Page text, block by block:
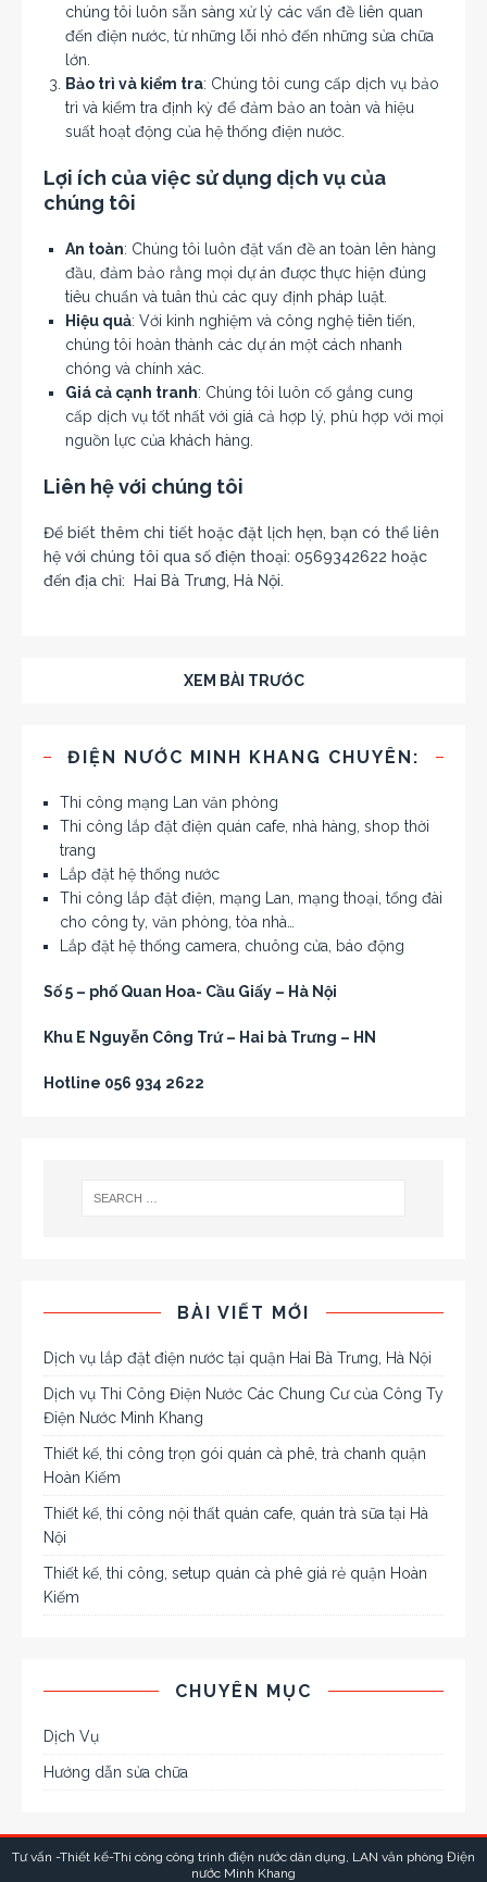
chúng tôi luôn sẵn sàng xử lý các vấn đề liên quan
đến điện nước, từ những lỗi nhỏ đến những sửa chữa
lớn.
Bảo trì và kiểm tra: Chúng tôi cung cấp dịch vụ bảo
trì và kiểm tra định kỳ để đảm bảo an toàn và hiệu
suất hoạt động của hệ thống điện nước.
Lợi ích của việc sử dụng dịch vụ của
chúng tôi
An toàn: Chúng tôi luôn đặt vấn đề an toàn lên hàng
đầu, đảm bảo rằng mọi dự án được thực hiện đúng
tiêu chuẩn và tuân thủ các quy định pháp luật.
Hiệu quả: Với kinh nghiệm và công nghệ tiên tiến,
chúng tôi hoàn thành các dự án một cách nhanh
chóng và chính xác.
Giá cả cạnh tranh: Chúng tôi luôn cố gắng cung
cấp dịch vụ tốt nhất với giá cả hợp lý, phù hợp với mọi
nguồn lực của khách hàng.
Liên hệ với chúng tôi
Để biết thêm chi tiết hoặc đặt lịch hẹn, bạn có thể liên
hệ với chúng tôi qua số điện thoại: 0569342622 hoặc
đến địa chỉ: Hai Bà Trưng, Hà Nội.
XEM BÀI TRƯỚC
ĐIỆN NƯỚC MINH KHANG CHUYÊN:
Thi công mạng Lan văn phòng
Thi công lắp đặt điện quán cafe, nhà hàng, shop thời
trang
Lắp đặt hệ thống nước
Thi công lắp đặt điện, mạng Lan, mạng thoại, tổng đài
cho công ty, văn phòng, tòa nhà…
Lắp đặt hệ thống camera, chuông cửa, báo động
Số 5 – phố Quan Hoa- Cầu Giấy – Hà Nội
Khu E Nguyễn Công Trứ – Hai bà Trưng – HN
Hotline 056 934 2622
BÀI VIẾT MỚI
Dịch vụ lắp đặt điện nước tại quận Hai Bà Trưng, Hà Nội
Dịch vụ Thi Công Điện Nước Các Chung Cư của Công Ty
Điện Nước Minh Khang
Thiết kế, thi công trọn gói quán cà phê, trà chanh quận
Hoàn Kiếm
Thiết kế, thi công nội thất quán cafe, quán trà sữa tại Hà
Nội
Thiết kế, thi công, setup quán cà phê giá rẻ quận Hoàn
Kiếm
CHUYÊN MỤC
Dịch Vụ
Hướng dẫn sửa chữa
Tư vấn -Thiết kế-Thi công công trình điện nước dân dụng, LAN văn phòng Điện
nước Minh Khang